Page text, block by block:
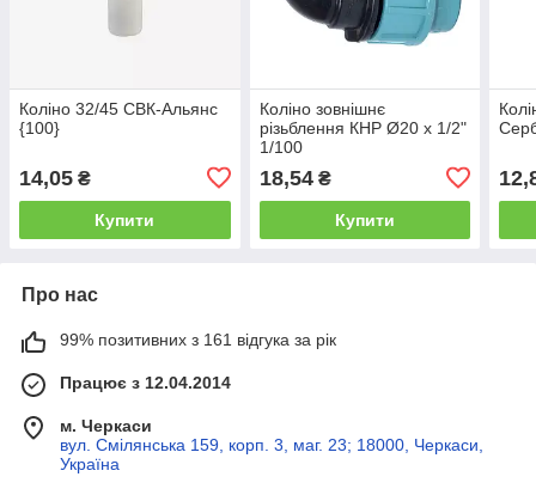
Коліно 32/45 СВК-Альянс
{100}
14,05 ₴
Купити
Коліно зовнішнє
різьблення КНР Ø20 х 1/2"
1/100
18,54₴
Купити
Про нас
99% позитивних з 161 відгука за рік
Працює з 12.04.2014
м. Черкаси
вул. Смілянська 159, корп. 3, маг. 23; 18000, Черкаси,
Україна